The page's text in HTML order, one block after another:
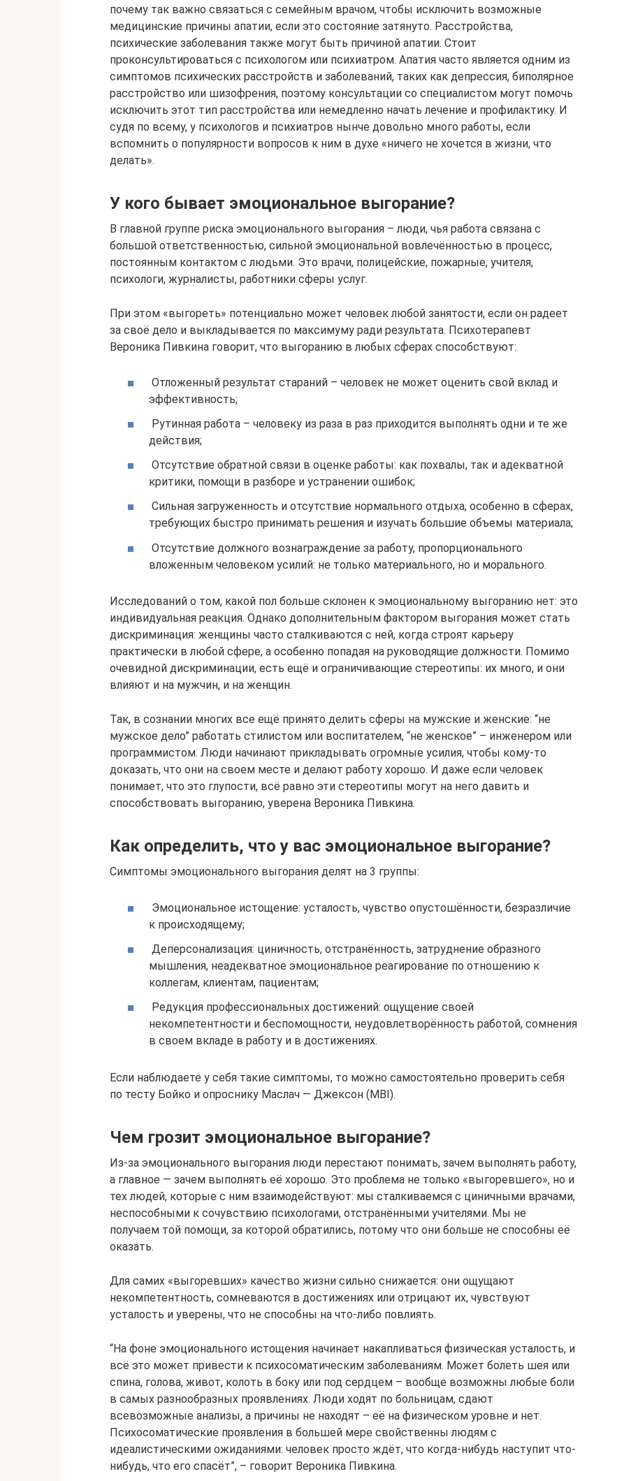
почему так важно связаться с семейным врачом, чтобы исключить возможные
медицинские причины апатии, если это состояние затянуто. Расстройства,
психические заболевания также могут быть причиной апатии. Стоит
проконсультироваться с психологом или психиатром. Апатия часто является одним из
симптомов психических расстройств и заболеваний, таких как депрессия, биполярное
расстройство или шизофрения, поэтому консультации со специалистом могут помочь
исключить этот тип расстройства или немедленно начать лечение и профилактику. И
судя по всему, у психологов и психиатров нынче довольно много работы, если
вспомнить о популярности вопросов к ним в духе «ничего не хочется в жизни, что
делать».
У кого бывает эмоциональное выгорание?
В главной группе риска эмоционального выгорания – люди, чья работа связана с
большой ответственностью, сильной эмоциональной вовлечённостью в процесс,
постоянным контактом с людьми. Это врачи, полицейские, пожарные, учителя,
психологи, журналисты, работники сферы услуг.
При этом «выгореть» потенциально может человек любой занятости, если он радеет
за своё дело и выкладывается по максимуму ради результата. Психотерапевт
Вероника Пивкина говорит, что выгоранию в любых сферах способствуют:
Отложенный результат стараний – человек не может оценить свой вклад и
эффективность;
Рутинная работа – человеку из раза в раз приходится выполнять одни и те же
действия;
Отсутствие обратной связи в оценке работы: как похвалы, так и адекватной
критики, помощи в разборе и устранении ошибок;
Сильная загруженность и отсутствие нормального отдыха, особенно в сферах,
требующих быстро принимать решения и изучать большие объемы материала;
Отсутствие должного вознаграждение за работу, пропорционального
вложенным человеком усилий: не только материального, но и морального.
Исследований о том, какой пол больше склонен к эмоциональному выгоранию нет: это
индивидуальная реакция. Однако дополнительным фактором выгорания может стать
дискриминация: женщины часто сталкиваются с ней, когда строят карьеру
практически в любой сфере, а особенно попадая на руководящие должности. Помимо
очевидной дискриминации, есть ещё и ограничивающие стереотипы: их много, и они
влияют и на мужчин, и на женщин.
Так, в сознании многих все ещё принято делить сферы на мужские и женские: “не
мужское дело” работать стилистом или воспитателем, “не женское” – инженером или
программистом. Люди начинают прикладывать огромные усилия, чтобы кому-то
доказать, что они на своем месте и делают работу хорошо. И даже если человек
понимает, что это глупости, всё равно эти стереотипы могут на него давить и
способствовать выгоранию, уверена Вероника Пивкина.
Как определить, что у вас эмоциональное выгорание?
Симптомы эмоционального выгорания делят на 3 группы:
Эмоциональное истощение: усталость, чувство опустошённости, безразличие
к происходящему;
Деперсонализация: циничность, отстранённость, затруднение образного
мышления, неадекватное эмоциональное реагирование по отношению к
коллегам, клиентам, пациентам;
Редукция профессиональных достижений: ощущение своей
некомпетентности и беспомощности, неудовлетворённость работой, сомнения
в своем вкладе в работу и в достижениях.
Если наблюдаете у себя такие симптомы, то можно самостоятельно проверить себя
по тесту Бойко и опроснику Маслач — Джексон (MBI).
Чем грозит эмоциональное выгорание?
Из-за эмоционального выгорания люди перестают понимать, зачем выполнять работу,
а главное — зачем выполнять её хорошо. Это проблема не только «выгоревшего», но и
тех людей, которые с ним взаимодействуют: мы сталкиваемся с циничными врачами,
неспособными к сочувствию психологами, отстранёнными учителями. Мы не
получаем той помощи, за которой обратились, потому что они больше не способны её
оказать.
Для самих «выгоревших» качество жизни сильно снижается: они ощущают
некомпетентность, сомневаются в достижениях или отрицают их, чувствуют
усталость и уверены, что не способны на что-либо повлиять.
“На фоне эмоционального истощения начинает накапливаться физическая усталость, и
всё это может привести к психосоматическим заболеваниям. Может болеть шея или
спина, голова, живот, колоть в боку или под сердцем – вообще возможны любые боли
в самых разнообразных проявлениях. Люди ходят по больницам, сдают
всевозможные анализы, а причины не находят – её на физическом уровне и нет.
Психосоматические проявления в большей мере свойственны людям с
идеалистическими ожиданиями: человек просто ждёт, что когда-нибудь наступит что-
нибудь, что его спасёт”, – говорит Вероника Пивкина.